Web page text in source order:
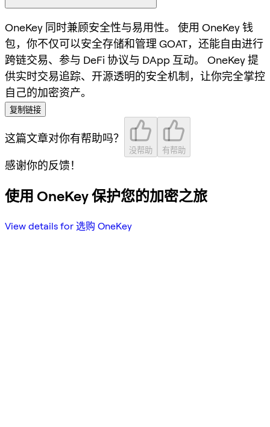
OneKey 同时兼顾安全性与易用性。 使用 OneKey 钱
包，你不仅可以安全存储和管理 GOAT，还能自由进行
跨链交易、参与 DeFi 协议与 DApp 互动。 OneKey 提
供实时交易追踪、开源透明的安全机制，让你完全掌控
自己的加密资产。
复制链接
这篇文章对你有帮助吗？
没帮助 有帮助
感谢你的反馈！
使用 OneKey 保护您的加密之旅
View details for 选购 OneKey